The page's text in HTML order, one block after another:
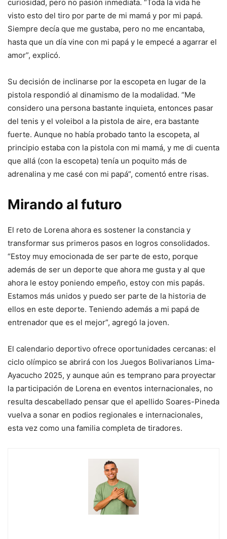
curiosidad, pero no pasión inmediata. “Toda la vida he
visto esto del tiro por parte de mi mamá y por mi papá.
Siempre decía que me gustaba, pero no me encantaba,
hasta que un día vine con mi papá y le empecé a agarrar el
amor”, explicó.
Su decisión de inclinarse por la escopeta en lugar de la
pistola respondió al dinamismo de la modalidad. “Me
considero una persona bastante inquieta, entonces pasar
del tenis y el voleibol a la pistola de aire, era bastante
fuerte. Aunque no había probado tanto la escopeta, al
principio estaba con la pistola con mi mamá, y me di cuenta
que allá (con la escopeta) tenía un poquito más de
adrenalina y me casé con mi papá”, comentó entre risas.
Mirando al futuro
El reto de Lorena ahora es sostener la constancia y
transformar sus primeros pasos en logros consolidados.
“Estoy muy emocionada de ser parte de esto, porque
además de ser un deporte que ahora me gusta y al que
ahora le estoy poniendo empeño, estoy con mis papás.
Estamos más unidos y puedo ser parte de la historia de
ellos en este deporte. Teniendo además a mi papá de
entrenador que es el mejor”, agregó la joven.
El calendario deportivo ofrece oportunidades cercanas: el
ciclo olímpico se abrirá con los Juegos Bolivarianos Lima-
Ayacucho 2025, y aunque aún es temprano para proyectar
la participación de Lorena en eventos internacionales, no
resulta descabellado pensar que el apellido Soares-Pineda
vuelva a sonar en podios regionales e internacionales,
esta vez como una familia completa de tiradores.